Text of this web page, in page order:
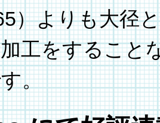
）よりも大径
工をすること
。